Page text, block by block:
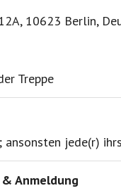
10623 Berlin,
Treppe
jede(r)
Anmeldung